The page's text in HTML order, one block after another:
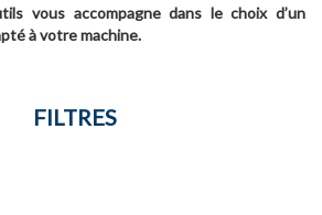
vous accompagne dans le choix d’un
à votre machine.
FILTRES